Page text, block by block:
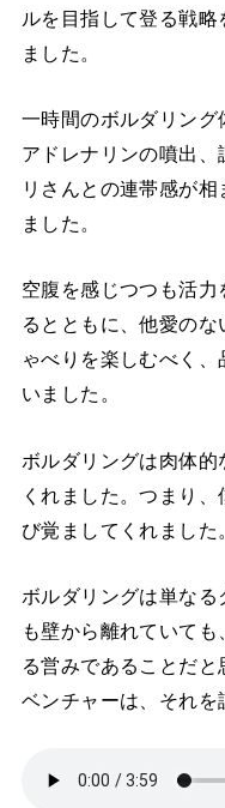
ルを目指して登る戦
ました。
一時間のボルダリング
アドレナリンの噴出
リさんとの連帯感が
ました。
空腹を感じつつも活
るとともに、他愛の
ゃべりを楽しむべく
いました。
ボルダリングは肉体
くれました。つまり
び覚ましてくれました。
ボルダリングは単な
も壁から離れていて
る営みであることだ
ベンチャーは、それを